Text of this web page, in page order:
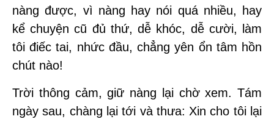
nàng được, vì nàng hay nói quá nhiều, hay
kể chuyện cũ đủ thứ, dễ khóc, dễ cười, làm
tôi điếc tai, nhức đầu, chẳng yên ổn tâm hồn
chút nào!
Trời thông cảm, giữ nàng lại chờ xem. Tám
ngày sau, chàng lại tới và thưa: Xin cho tôi lại